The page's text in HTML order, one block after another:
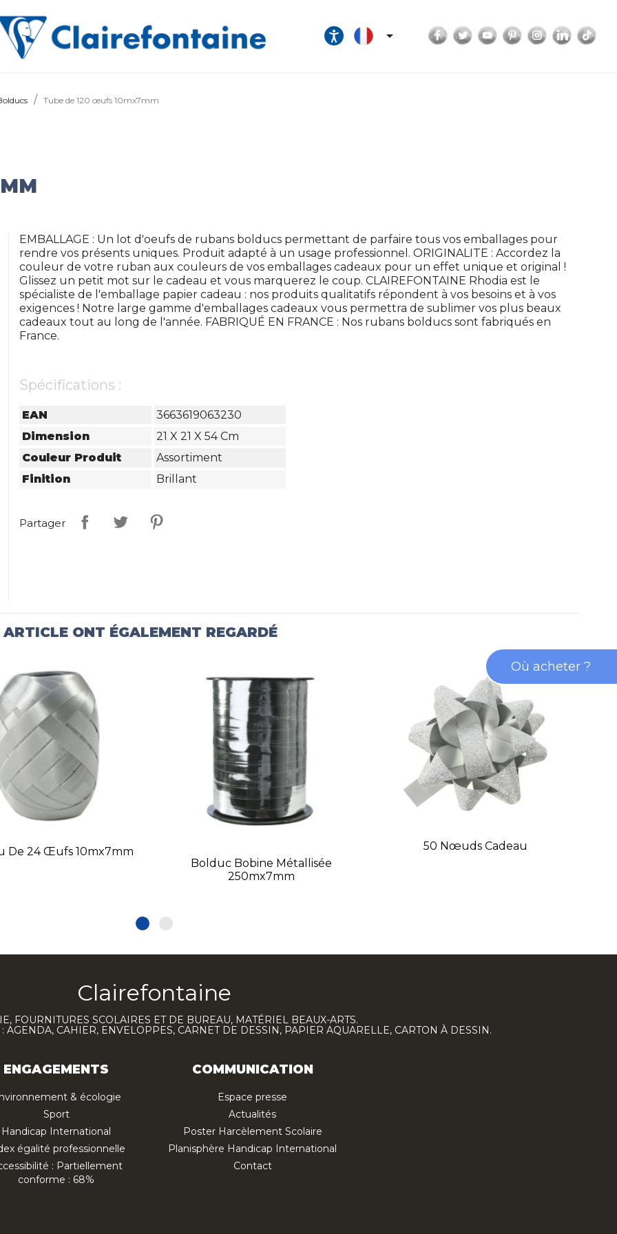
 Facebook
TwitterYouTubePinterestInstagram
Tube de 120 œufs 10mx7mm
EMBALLAGE : Un lot d'oeufs de rubans bolducs permettant de parfaire tous vos emballages pour
rendre vos présents uniques. Produit adapté à un usage professionnel. ORIGINALITE : Accordez la
couleur de votre ruban aux couleurs de vos emballages cadeaux pour un effet unique et original !
Glissez un petit mot sur le cadeau et vous marquerez le coup. CLAIREFONTAINE Rhodia est le
spécialiste de l'emballage papier cadeau : nos produits qualitatifs répondent à vos besoins et à vos
exigences ! Notre large gamme d'emballages cadeaux vous permettra de sublimer vos plus beaux
cadeaux tout au long de l'année. FABRIQUÉ EN FRANCE : Nos rubans bolducs sont fabriqués en
France.
Spécifications :
EAN
3663619063230
Dimension
21 X 21 X 54 Cm
Couleur Produit
Assortiment
Finition
Brillant
Partager
ONT ÉGALEMENT REGARDÉ
De 24 Œufs 10mx7mm
Bolduc Bobine Métallisée
250mx7mm
50 Nœuds Cadeau
Clairefontaine
FOURNITURES SCOLAIRES ET DE BUREAU, MATÉRIEL BEAUX-ARTS.
AGENDA, CAHIER, ENVELOPPES, CARNET DE DESSIN, PAPIER AQUARELLE, CARTON À DESSIN.
ENGAGEMENTS
& écologie
Sport
Handicap International
égalité professionnelle
: Partiellement
conforme : 68%
COMMUNICATION
Espace presse
Actualités
Poster Harcèlement Scolaire
Planisphère Handicap International
Contact
Où acheter ?